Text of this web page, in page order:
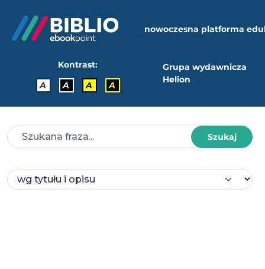
nowoczesna platforma
Kontrast:
A
A A A
Grupa wydawnicza
Helion
Szukaj